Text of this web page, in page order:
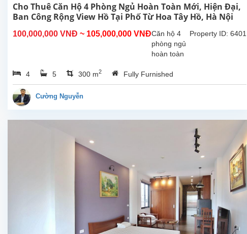
Cho Thuê Căn Hộ 4 Phòng Ngủ Hoàn Toàn Mới, Hiện Đại,
Ban Công Rộng View Hồ Tại Phố Từ Hoa Tây Hồ, Hà Nội
100,000,000 VNĐ ~ 105,000,000 VNĐ Property ID: 6401
Căn hộ 4
phòng ngủ
hoàn toàn
đẹp hiên
đại, ban
4 5 300 m2 Fully Furnished
Cường Nguyễn